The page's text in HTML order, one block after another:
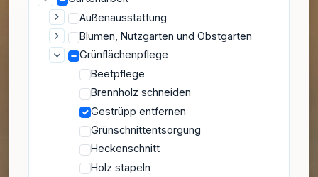
Außenausstattung
Blumen, Nutzgarten und Obstgarten
Grünflächenpflege
Beetpflege
Brennholz schneiden
Gestrüpp entfernen
Grünschnittentsorgung
Heckenschnitt
Holz stapeln